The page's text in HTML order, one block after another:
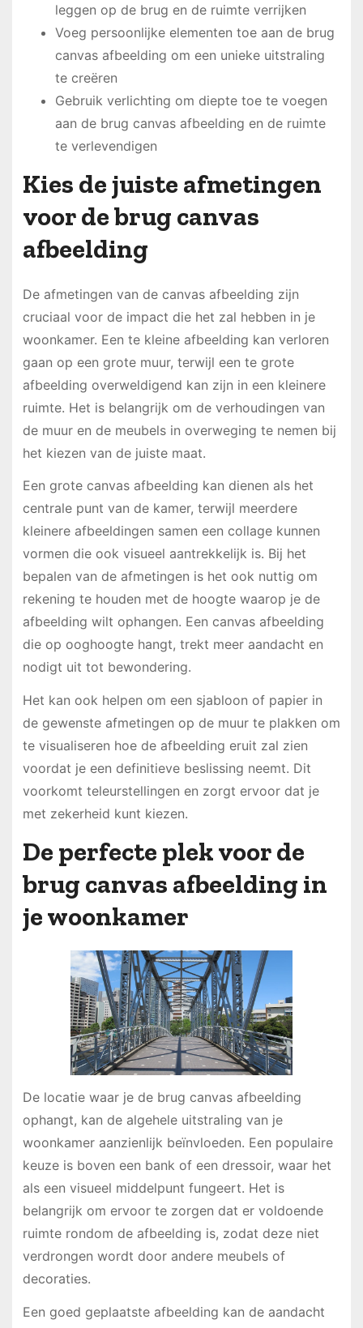
leggen op de brug en de ruimte verrijken
Voeg persoonlijke elementen toe aan de brug
canvas afbeelding om een unieke uitstraling
te creëren
Gebruik verlichting om diepte toe te voegen
aan de brug canvas afbeelding en de ruimte
te verlevendigen
Kies de juiste afmetingen
voor de brug canvas
afbeelding
De afmetingen van de canvas afbeelding zijn
cruciaal voor de impact die het zal hebben in je
woonkamer. Een te kleine afbeelding kan verloren
gaan op een grote muur, terwijl een te grote
afbeelding overweldigend kan zijn in een kleinere
ruimte. Het is belangrijk om de verhoudingen van
de muur en de meubels in overweging te nemen bij
het kiezen van de juiste maat.
Een grote canvas afbeelding kan dienen als het
centrale punt van de kamer, terwijl meerdere
kleinere afbeeldingen samen een collage kunnen
vormen die ook visueel aantrekkelijk is. Bij het
bepalen van de afmetingen is het ook nuttig om
rekening te houden met de hoogte waarop je de
afbeelding wilt ophangen. Een canvas afbeelding
die op ooghoogte hangt, trekt meer aandacht en
nodigt uit tot bewondering.
Het kan ook helpen om een sjabloon of papier in
de gewenste afmetingen op de muur te plakken om
te visualiseren hoe de afbeelding eruit zal zien
voordat je een definitieve beslissing neemt. Dit
voorkomt teleurstellingen en zorgt ervoor dat je
met zekerheid kunt kiezen.
De perfecte plek voor de
brug canvas afbeelding in
je woonkamer
De locatie waar je de brug canvas afbeelding
ophangt, kan de algehele uitstraling van je
woonkamer aanzienlijk beïnvloeden. Een populaire
keuze is boven een bank of een dressoir, waar het
als een visueel middelpunt fungeert. Het is
belangrijk om ervoor te zorgen dat er voldoende
ruimte rondom de afbeelding is, zodat deze niet
verdrongen wordt door andere meubels of
decoraties.
Een goed geplaatste afbeelding kan de aandacht